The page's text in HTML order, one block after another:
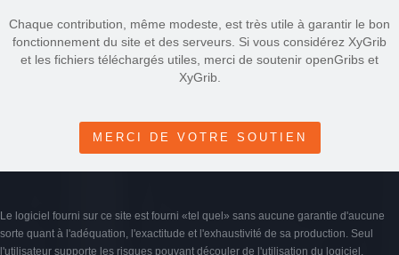
Chaque contribution, même modeste, est très utile à garantir le bon
fonctionnement du site et des serveurs. Si vous considérez XyGrib
et les fichiers téléchargés utiles, merci de soutenir openGribs et
XyGrib.
MERCI DE VOTRE SOUTIEN
Le logiciel fourni sur ce site est fourni «tel quel» sans aucune garantie d'aucune
sorte quant à l'adéquation, l'exactitude et l'exhaustivité de sa production. Seul
l'utilisateur supporte les risques pouvant découler de l'utilisation du logiciel.